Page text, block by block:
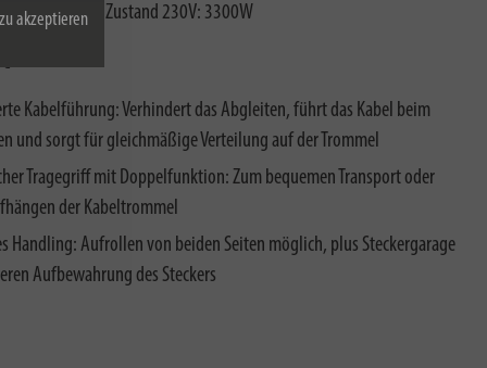
akzeptieren
abgerollter Zustand 230V: 3300W
Kabelführung: Verhindert das Abgleiten, führt das Kabel beim
und sorgt für gleichmäßige Verteilung auf der Trommel
Tragegriff mit Doppelfunktion: Zum bequemen Transport oder
der Kabeltrommel
Handling: Aufrollen von beiden Seiten möglich, plus Steckergarage
Aufbewahrung des Steckers